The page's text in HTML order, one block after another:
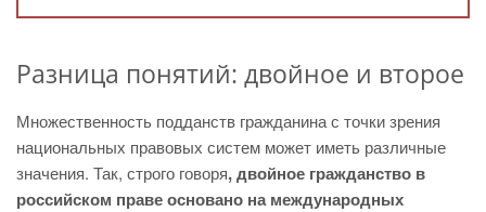
Разница понятий: двойное и второе
Множественность подданств гражданина с точки зрения
национальных правовых систем может иметь различные
значения. Так, строго говоря, двойное гражданство в
российском праве основано на международных